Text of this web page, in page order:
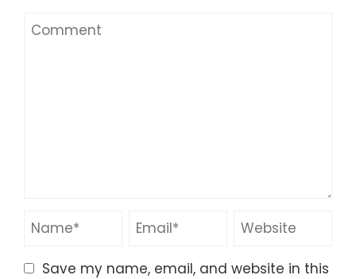
Save my name, email, and website in this